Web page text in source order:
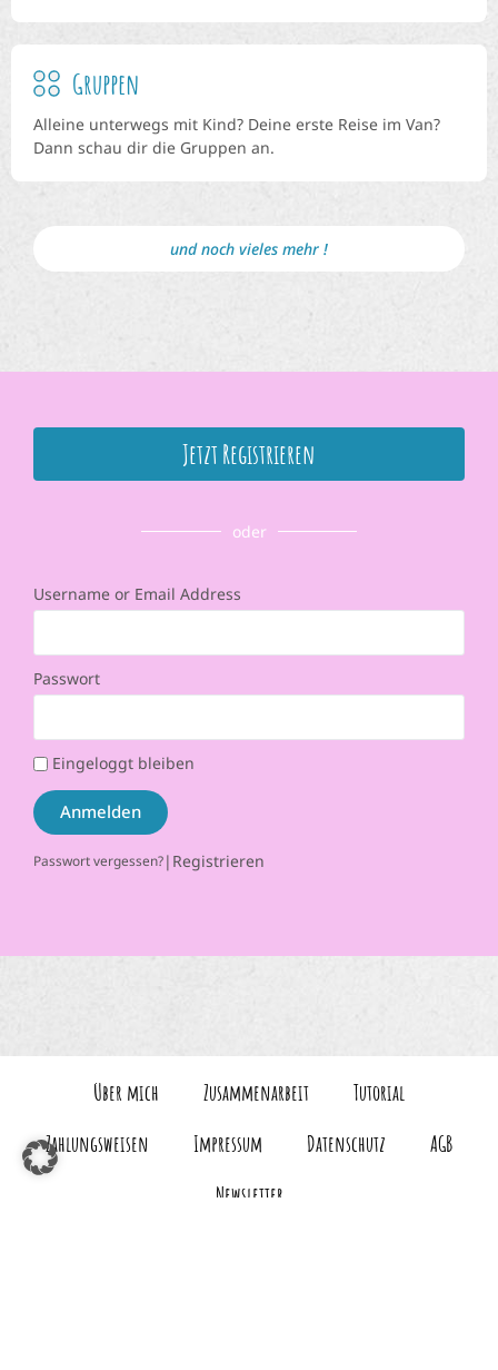
Gruppen
Alleine unterwegs mit Kind? Deine erste Reise im Van?
Dann schau dir die Gruppen an.
und noch vieles mehr !
Jetzt Registrieren
oder
Username or Email Address
Passwort
Eingeloggt bleiben
Anmelden
Passwort vergessen?| Registrieren
Über mich Zusammenarbeit
Tutorial
Zahlungsweisen
Impressum Datenschutz
AGB
Newsletter